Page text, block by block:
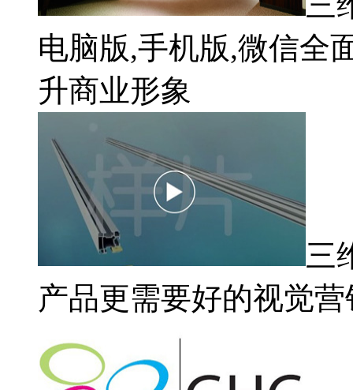
电脑版,手机版,微信全
升商业形象
三
产品更需要好的视觉